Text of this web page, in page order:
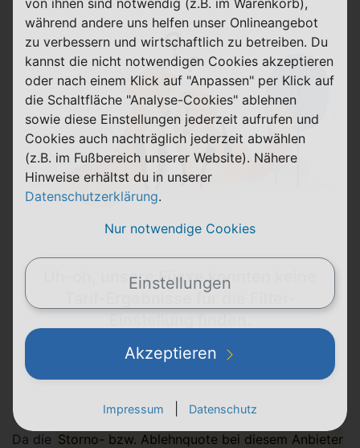
Uh-oh, unsere Füxxe konnten keine
Tarif-Ergebnisse für die Filter-
Filter zurücksetzen
Da die Storno- bzw. Ablehnquote bei diesem Anbieter
während andere uns helfen unser Onlineangebot
zu verbessern und wirtschaftlich zu betreiben. Du
kannst die nicht notwendigen Cookies akzeptieren
oder nach einem Klick auf "Anpassen" per Klick auf
die Schaltfläche "Analyse-Cookies" ablehnen
sowie diese Einstellungen jederzeit aufrufen und
Cookies auch nachträglich jederzeit abwählen
(z.B. im Fußbereich unserer Website). Nähere
Hinweise erhältst du in unserer
Datenschutzerklärung.
Nur notwendige Cookies
Einstellungen
Akzeptieren
Impressum Datenschutz